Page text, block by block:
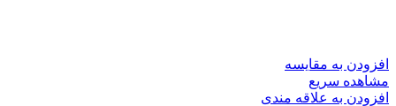
افزودن به مقایسه
مشاهده سریع
افزودن به علاقه مندی